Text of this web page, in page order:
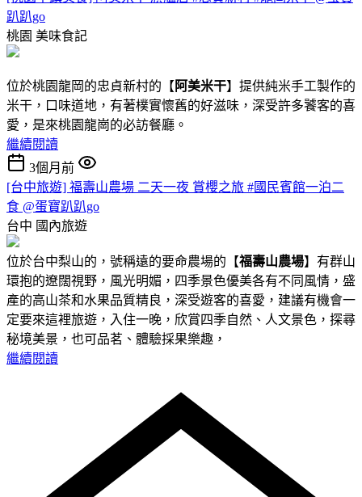
趴趴go
桃園 美味食記
位於桃園龍岡的忠貞新村的【 阿美米干】提供純米手工製作的
米干，口味道地，有著樸實懷舊的好滋味，深受許多饕客的喜
愛，是來桃園龍崗的必訪餐廳。
繼續閱讀
3個月前
[台中旅遊] 福壽山農場 二天一夜 賞櫻之旅 #國民賓館一泊二
食 @蛋寶趴趴go
台中 國內旅遊
位於台中梨山的，號稱遠的要命農場的【福壽山農場】有群山
環抱的遼闊視野，風光明媚，四季景色優美各有不同風情，盛
產的高山茶和水果品質精良，深受遊客的喜愛，建議有機會一
定要來這裡旅遊，入住一晚，欣賞四季自然、人文景色，探尋
秘境美景，也可品茗、體驗採果樂趣，
繼續閱讀